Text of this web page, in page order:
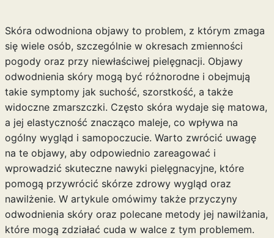
Skóra odwodniona objawy to problem, z którym zmaga
się wiele osób, szczególnie w okresach zmienności
pogody oraz przy niewłaściwej pielęgnacji. Objawy
odwodnienia skóry mogą być różnorodne i obejmują
takie symptomy jak suchość, szorstkość, a także
widoczne zmarszczki. Często skóra wydaje się matowa,
a jej elastyczność znacząco maleje, co wpływa na
ogólny wygląd i samopoczucie. Warto zwrócić uwagę
na te objawy, aby odpowiednio zareagować i
wprowadzić skuteczne nawyki pielęgnacyjne, które
pomogą przywrócić skórze zdrowy wygląd oraz
nawilżenie. W artykule omówimy także przyczyny
odwodnienia skóry oraz polecane metody jej nawilżania,
które mogą zdziałać cuda w walce z tym problemem.